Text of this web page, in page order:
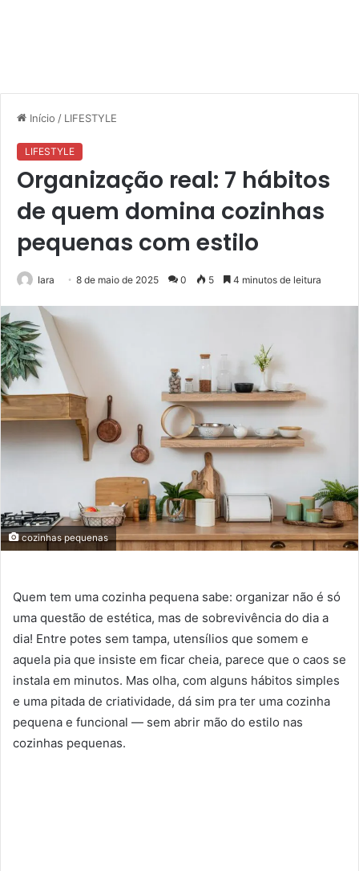
Início / LIFESTYLE
LIFESTYLE
Organização real: 7 hábitos
de quem domina cozinhas
pequenas com estilo
Iara 8 de maio de 2025 0 5 4 minutos de leitura
cozinhas pequenas
Quem tem uma cozinha pequena sabe: organizar não é só
uma questão de estética, mas de sobrevivência do dia a
dia! Entre potes sem tampa, utensílios que somem e
aquela pia que insiste em ficar cheia, parece que o caos se
instala em minutos. Mas olha, com alguns hábitos simples
e uma pitada de criatividade, dá sim pra ter uma cozinha
pequena e funcional — sem abrir mão do estilo nas
cozinhas pequenas.